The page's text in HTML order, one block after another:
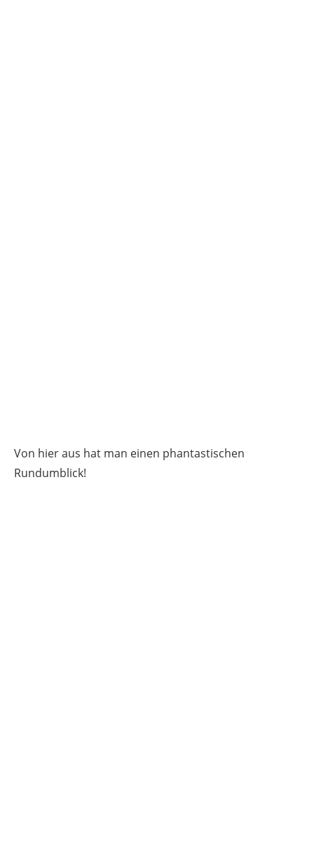
Von hier aus hat man einen phantastischen
Rundumblick!